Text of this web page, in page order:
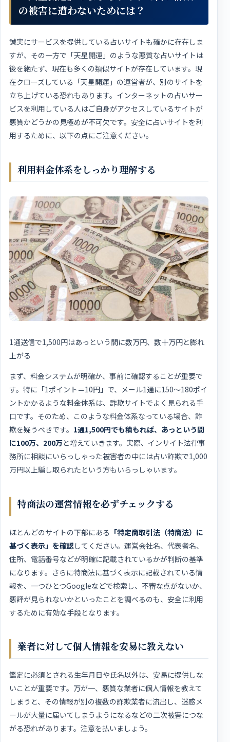
の被害に遭わないためには？
誠実にサービスを提供している占いサイトも確かに存在しま
すが、その一方で「天星開運」のような悪質な占いサイトは
後を絶たず、現在も多くの類似サイトが存在しています。現
在クローズしている「天星開運」の運営者が、別のサイトを
立ち上げている恐れもあります。インターネットの占いサー
ビスを利用している人はご自身がアクセスしているサイトが
悪質かどうかの見極めが不可欠です。安全に占いサイトを利
用するために、以下の点にご注意ください。
利用料金体系をしっかり理解する
1通送信で1,500円はあっという間に数万円、数十万円と膨れ
上がる
まず、料金システムが明確か、事前に確認することが重要で
す。特に「1ポイント＝10円」で、メール1通に150～180ポイ
ントかかるような料金体系は、詐欺サイトでよく見られる手
口です。そのため、このような料金体系なっている場合、詐
欺を疑うべきです。 1通1,500円でも積もれば、あっという間
に100万、200万と増えていきます。実際、インサイト法律事
務所に相談にいらっしゃった被害者の中には占い詐欺で1,000
万円以上騙し取られたという方もいらっしゃいます。
特商法の運営情報を必ずチェックする
ほとんどのサイトの下部にある 「特定商取引法（特商法）に
基づく表示」を確認 してください。運営会社名、代表者名、
住所、電話番号などが明確に記載されているかが判断の基準
になります。さらに特商法に基づく表示に記載されている情
報を、一つひとつGoogleなどで検索し、不審な点がないか、
悪評が見られないかといったことを調べるのも、安全に利用
するために有効な手段となります。
業者に対して個人情報を安易に教えない
鑑定に必須とされる生年月日や氏名以外は、安易に提供しな
いことが重要です。万が一、悪質な業者に個人情報を教えて
しまうと、その情報が別の複数の詐欺業者に流出し、迷惑メ
ールが大量に届いてしまうようになるなどの二次被害につな
がる恐れがあります。注意を払いましょう。